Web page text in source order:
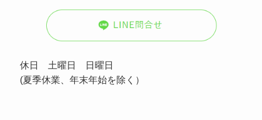
休日 土曜日 日曜日
(夏季休業、年末年始を除く）